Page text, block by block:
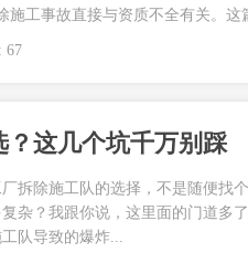
工事故直接与资质不全有关。这
67
这几个坑千万别踩
拆除施工队的选择，不是随便找
杂？我跟你说，这里面的门道多
队导致的爆炸...